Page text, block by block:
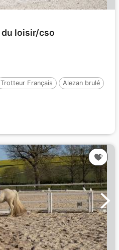
du loisir/cso
Trotteur Français
Alezan brulé